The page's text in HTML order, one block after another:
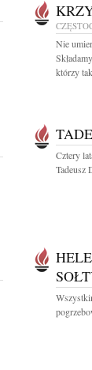
Nie
którzy
Cztery
Tadeusz